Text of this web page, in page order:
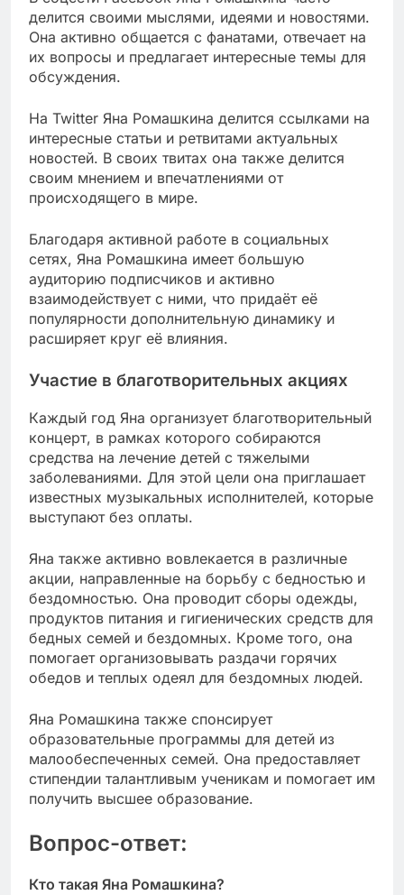
делится своими мыслями, идеями и новостями.
Она активно общается с фанатами, отвечает на
их вопросы и предлагает интересные темы для
обсуждения.
На Twitter Яна Ромашкина делится ссылками на
интересные статьи и ретвитами актуальных
новостей. В своих твитах она также делится
своим мнением и впечатлениями от
происходящего в мире.
Благодаря активной работе в социальных
сетях, Яна Ромашкина имеет большую
аудиторию подписчиков и активно
взаимодействует с ними, что придаёт её
популярности дополнительную динамику и
расширяет круг её влияния.
Участие в благотворительных акциях
Каждый год Яна организует благотворительный
концерт, в рамках которого собираются
средства на лечение детей с тяжелыми
заболеваниями. Для этой цели она приглашает
известных музыкальных исполнителей, которые
выступают без оплаты.
Яна также активно вовлекается в различные
акции, направленные на борьбу с бедностью и
бездомностью. Она проводит сборы одежды,
продуктов питания и гигиенических средств для
бедных семей и бездомных. Кроме того, она
помогает организовывать раздачи горячих
обедов и теплых одеял для бездомных людей.
Яна Ромашкина также спонсирует
образовательные программы для детей из
малообеспеченных семей. Она предоставляет
стипендии талантливым ученикам и помогает им
получить высшее образование.
Вопрос-ответ:
Кто такая Яна Ромашкина?